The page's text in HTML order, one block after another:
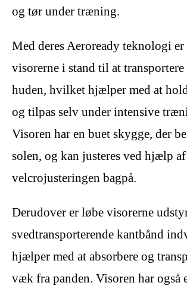
og tør under træning.
Med deres Aeroready teknologi
visorerne i stand til at
huden, hvilket hjælper med at
og tilpas selv under intensive
Visoren har en buet skygge, der
solen, og kan justeres ved hjælp af
velcrojusteringen bagpå.
Derudover er løbe visorerne
svedtransporterende kantbånd
hjælper med at absorbere og
væk fra panden. Visoren har også